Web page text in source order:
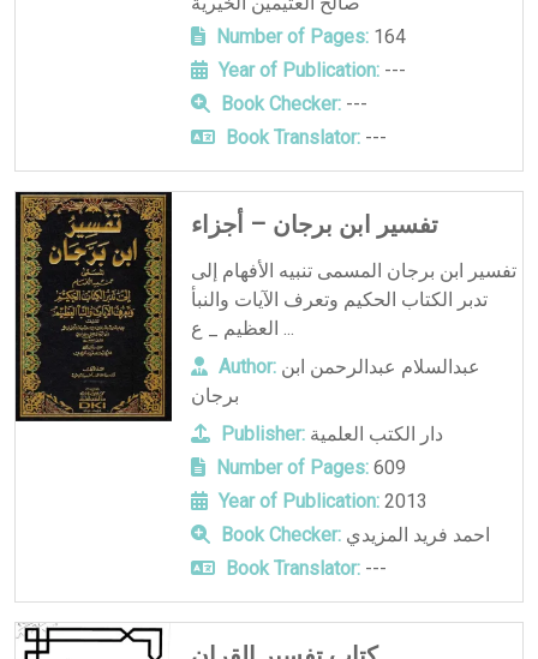
Number of Pages:164
Year of Publication:---
Book Checker:---
Book Translator:---
تفسير ابن برجان – أجزاء
تفسير ابن برجان المسمى تنبيه الأفهام إلى
تدبر الكتاب الحكيم وتعرف الآيات والنبأ
العظيم _ ع ...
Author: عبدالسلام عبدالرحمن ابن
برجان
Publisher: دار الكتب العلمية
Number of Pages:609
Year of Publication:2013
Book Checker: احمد فريد المزيدي
Book Translator:---